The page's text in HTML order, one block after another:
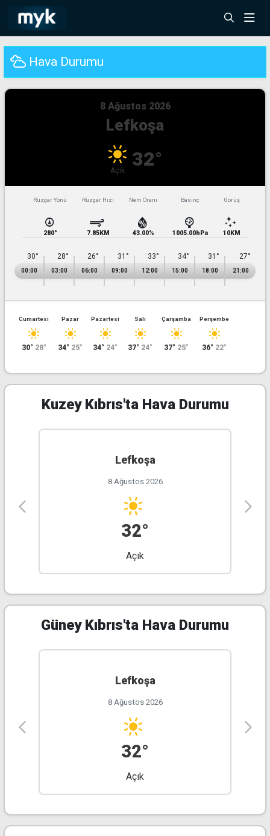
Hava Durumu
8 Ağustos 2026
Lefkoşa
Açık
32°
00:00
30°
03:00
28°
06:00
26°
09:00
31°
12:00
33°
15:00
34°
18:00
31°
21:00
27°
Pazar
Kuzey Kıbrıs'ta Hava Durumu
Lefkoşa
8 Ağustos 2026
32°
Açık
Güney Kıbrıs'ta Hava Durumu
Lefkoşa
8 Ağustos 2026
32°
Açık